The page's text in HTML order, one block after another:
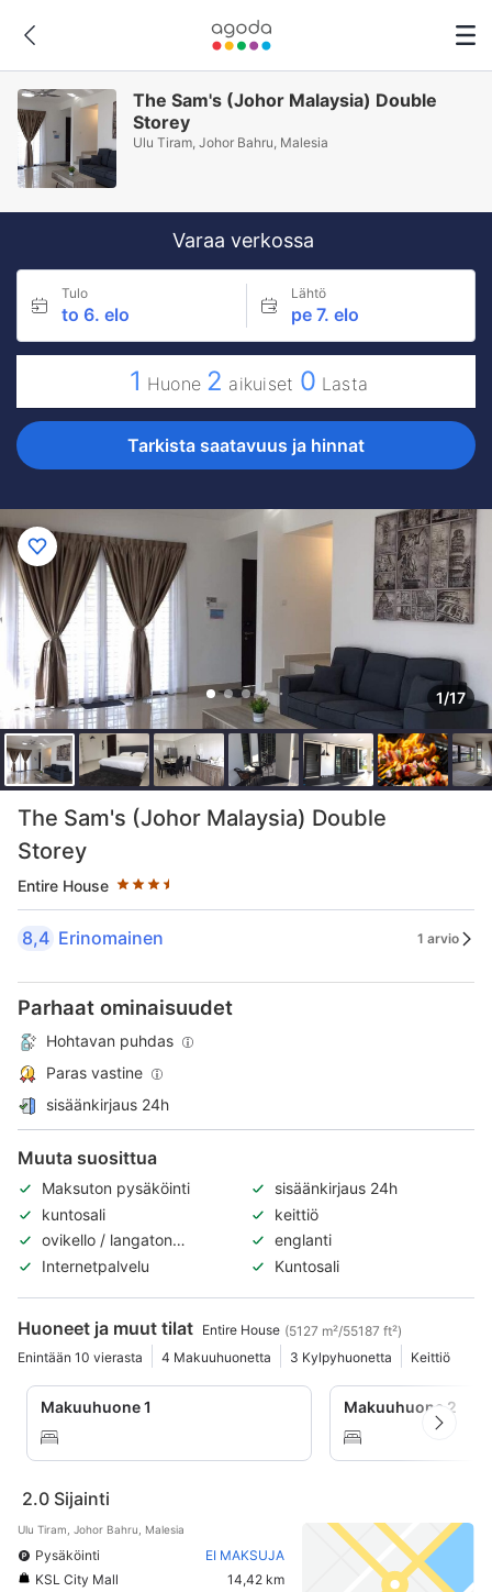
The Sam's (Johor Malaysia) Double
Storey
Ulu Tiram, Johor Bahru, Malesia
Varaa verkossa
Tulo
to 6. elo
Lähtö
pe 7. elo
1 Huone 2 aikuiset 0 Lasta
Tarkista saatavuus ja hinnat
1/17
The Sam's (Johor Malaysia) Double
Storey
Entire House
Tähtiluokitus 3.5 tähteä
8,4 Erinomainen 1 arvio
Parhaat ominaisuudet
Hohtavan puhdas
Paras vastine
sisäänkirjaus 24h
Muuta suosittua
Maksuton pysäköinti
sisäänkirjaus 24h
kuntosali
keittiö
ovikello / langaton
sisäpuhelin
englanti
Internetpalvelu
Kuntosali
Huoneet ja muut tilat Entire House (5127 m²/55187 ft²)
Enintään 10 vierasta
4 Makuuhuonetta 3 Kylpyhuonetta Keittiö
Makuuhuone 1 Makuuhuone 2
2.0 Sijainti
Ulu Tiram, Johor Bahru, Malesia
Pysäköinti
EI MAKSUJA
KSL City Mall
14,42 km